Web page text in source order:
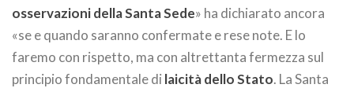
osservazioni della Santa Sede» ha dichiarato ancora
«se e quando saranno confermate e rese note. E lo
faremo con rispetto, ma con altrettanta fermezza sul
principio fondamentale di laicità dello Stato. La Santa